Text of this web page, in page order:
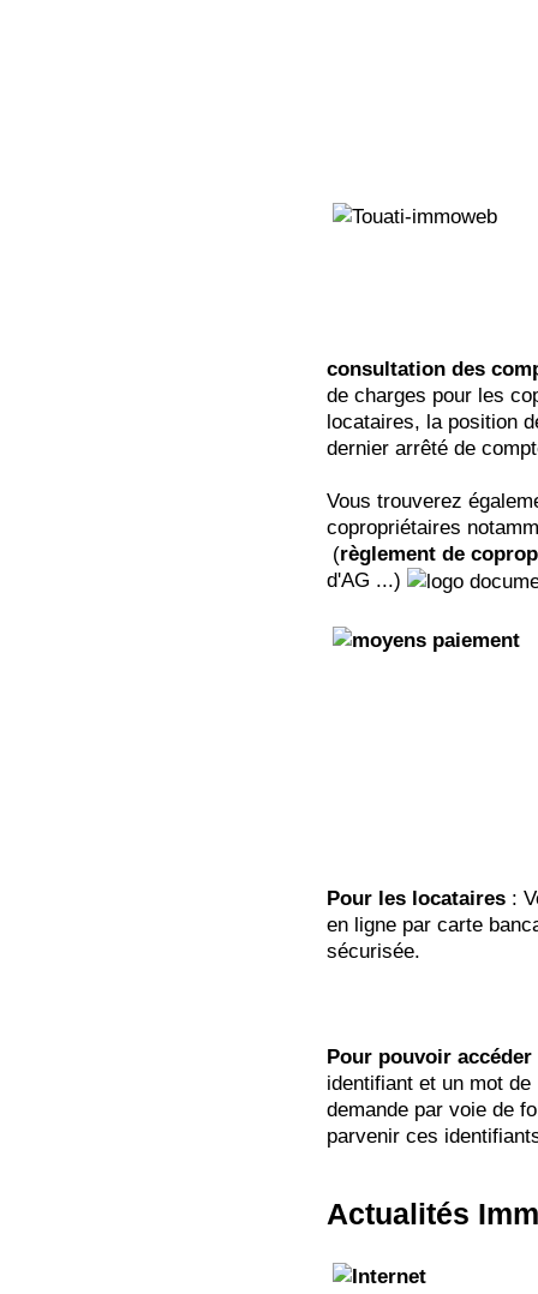
consultation des
de charges pour les
locataires, la position
dernier arrêté de
Vous trouverez
copropriétaires
(règlement de
d'AG ...)
Pour les locataires :
en ligne par carte
sécurisée.
Pour pouvoir
identifiant et un mot
demande par voie de
parvenir ces
Actualités